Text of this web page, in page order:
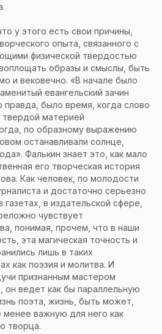
у этого есть свои причины,
опыта, связанного с
физической твердостью
образы и смыслы, быть
и вековечно. «В начале было
евангельский зачин
правда, было время, когда слово
материей
по образному выражению
останавливали солнце,
Фалькин знает это, как мало
его творческая история
Как человек, по молодости
и достаточно серьезно
в издательской сфере,
чувствует
понимая, прочем, что в наши
эта магическая точность и
лишь в таких
как поэзия и молитва. И
признанным мастером
он ведет как бы параллельную
поэта, жизнь, быть может,
важную для него как
творца.